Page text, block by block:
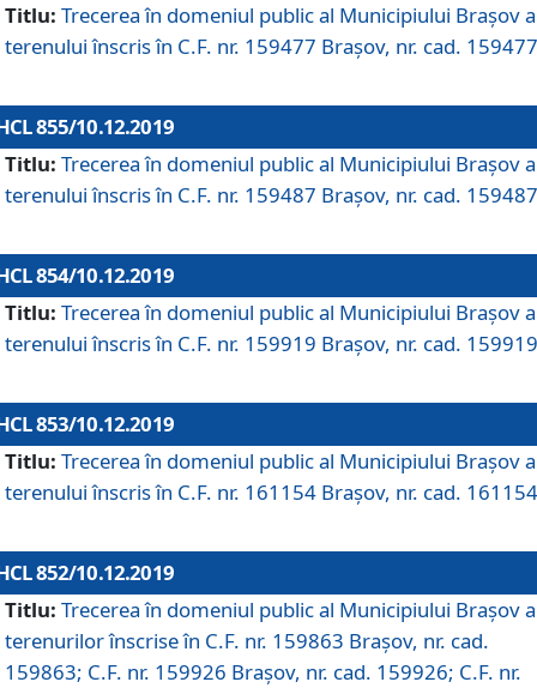
Titlu: Trecerea în domeniul public al Municipiului Braşov a
terenului înscris în C.F. nr. 159477 Brașov, nr. cad.
855/10.12.2019
Titlu: Trecerea în domeniul public al Municipiului Braşov a
terenului înscris în C.F. nr. 159487 Brașov, nr. cad.
854/10.12.2019
Titlu: Trecerea în domeniul public al Municipiului Braşov a
terenului înscris în C.F. nr. 159919 Brașov, nr. cad.
853/10.12.2019
Titlu: Trecerea în domeniul public al Municipiului Braşov a
terenului înscris în C.F. nr. 161154 Brașov, nr. cad.
852/10.12.2019
Titlu: Trecerea în domeniul public al Municipiului Braşov a
terenurilor înscrise în C.F. nr. 159863 Brașov, nr. cad.
159863; C.F. nr. 159926 Brașov, nr. cad. 159926; C.F. nr.